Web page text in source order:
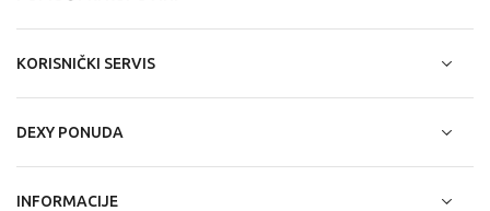
KORISNIČKI SERVIS
DEXY PONUDA
INFORMACIJE